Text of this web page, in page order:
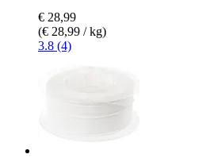
€ 28,99
(€ 28,99 / kg)
3.8 (4)